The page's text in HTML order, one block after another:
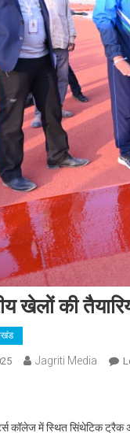
खेलों की
Jagriti Media
कॉलेज में स्थित सिंथेटिक